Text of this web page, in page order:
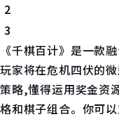
2
3
《千棋百计》是一款
玩家将在危机四伏的
策略,懂得运用奖金资
格和棋子组合。你可